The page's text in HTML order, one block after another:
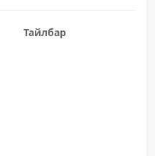
Тайлбар